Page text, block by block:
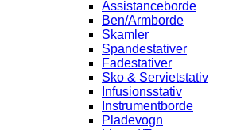
Assistanceborde
Ben/Armborde
Skamler
Spandestativer
Fadestativer
Sko & Servietstativ
Infusionsstativ
Instrumentborde
Pladevogn